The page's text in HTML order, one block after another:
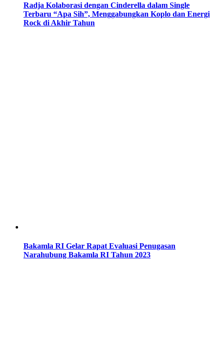
Radja Kolaborasi dengan Cinderella dalam Single
Terbaru “Apa Sih”, Menggabungkan Koplo dan Energi
Rock di Akhir Tahun
Bakamla RI Gelar Rapat Evaluasi Penugasan
Narahubung Bakamla RI Tahun 2023